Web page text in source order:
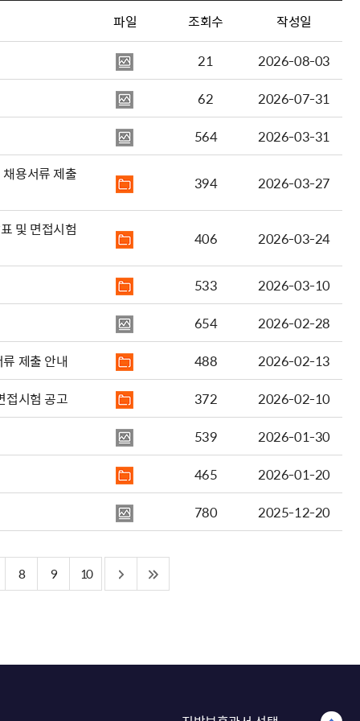
파일 조회수 작성일
21
2026-08-03
62
2026-07-31
564
2026-03-31
용서류 제출
394 2026-03-27
및 면접시험 406 2026-03-24
533
2026-03-10
654
2026-02-28
제출 안내
488
2026-02-13
접시험 공고
372
2026-02-10
539
2026-01-30
465
2026-01-20
780
2025-12-20
8 9 10